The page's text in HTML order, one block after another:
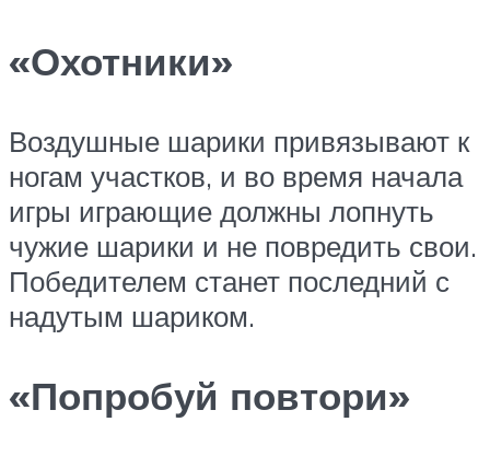
«Охотники»
Воздушные шарики привязывают к
ногам участков, и во время начала
игры играющие должны лопнуть
чужие шарики и не повредить свои.
Победителем станет последний с
надутым шариком.
«Попробуй повтори»